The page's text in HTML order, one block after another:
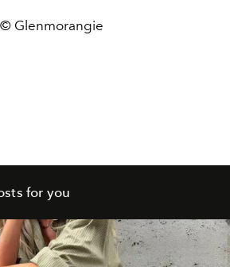
© Glenmorangie
for you